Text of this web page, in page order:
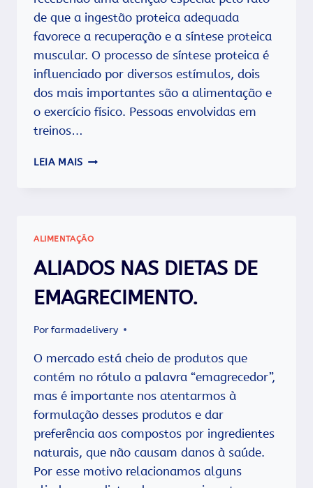
de que a ingestão proteica adequada
favorece a recuperação e a síntese proteica
muscular. O processo de síntese proteica é
influenciado por diversos estímulos, dois
dos mais importantes são a alimentação e
o exercício físico. Pessoas envolvidas em
treinos…
LEIA MAIS SE
PROTEICA,
A
ESCOLHA
CERTA!
ALIMENTAÇÃO
ALIADOS NAS DIETAS DE
EMAGRECIMENTO.
Porfarmadelivery
O mercado está cheio de produtos que
contém no rótulo a palavra “emagrecedor”,
mas é importante nos atentarmos à
formulação desses produtos e dar
preferência aos compostos por ingredientes
naturais, que não causam danos à saúde.
Por esse motivo relacionamos alguns